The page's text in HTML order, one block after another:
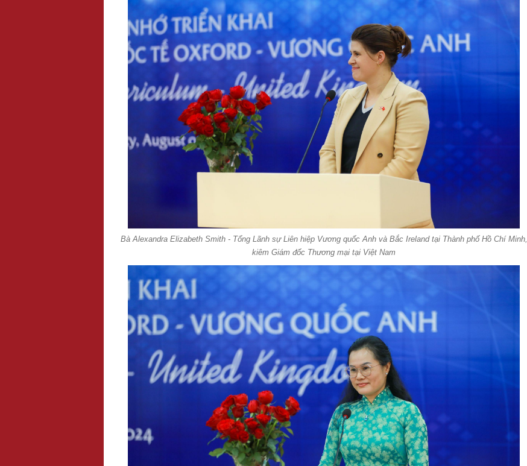
Bà Alexandra Elizabeth Smith - Tổng Lãnh sự Liên hiệp Vương quốc Anh và Bắc Ireland tại Thành phố Hồ Chí Minh,
kiêm Giám đốc Thương mại tại Việt Nam